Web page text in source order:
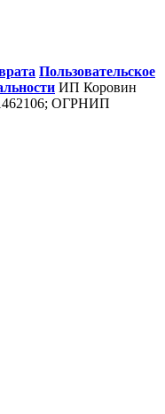
Пользовательское
ИП Коровин
ОГРНИП